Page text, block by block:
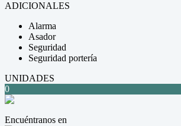
ADICIONALES
Alarma
Asador
Seguridad
Seguridad portería
UNIDADES
0
Encuéntranos en